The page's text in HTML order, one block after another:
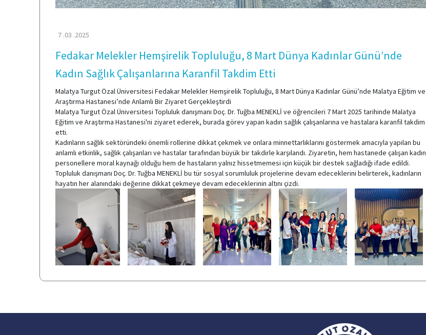
7 .03 .2025
Fedakar Melekler Hemşirelik Topluluğu, 8 Mart Dünya Kadınlar Günü’nde
Kadın Sağlık Çalışanlarına Karanfil Takdim Etti
Malatya Turgut Özal Üniversitesi Fedakar Melekler Hemşirelik Topluluğu, 8 Mart Dünya Kadınlar Günü’nde Malatya Eğitim ve
Araştırma Hastanesi’nde Anlamlı Bir Ziyaret Gerçekleştirdi
Malatya Turgut Özal Üniversitesi Topluluk danışmanı Doç. Dr. Tuğba MENEKLİ ve öğrencileri 7 Mart 2025 tarihinde Malatya
Eğitim ve Araştırma Hastanesi'ni ziyaret ederek, burada görev yapan kadın sağlık çalışanlarına ve hastalara karanfil takdim
etti.
Kadınların sağlık sektöründeki önemli rollerine dikkat çekmek ve onlara minnettarlıklarını göstermek amacıyla yapılan bu
anlamlı etkinlik, sağlık çalışanları ve hastalar tarafından büyük bir takdirle karşılandı. Ziyaretin, hem hastanede çalışan kadın
personellere moral kaynağı olduğu hem de hastaların yalnız hissetmemesi için küçük bir destek sağladığı ifade edildi.
Topluluk danışmanı Doç. Dr. Tuğba MENEKLİ bu tür sosyal sorumluluk projelerine devam edeceklerini belirterek, kadınların
hayatın her alanındaki değerine dikkat çekmeye devam edeceklerinin altını çizdi.